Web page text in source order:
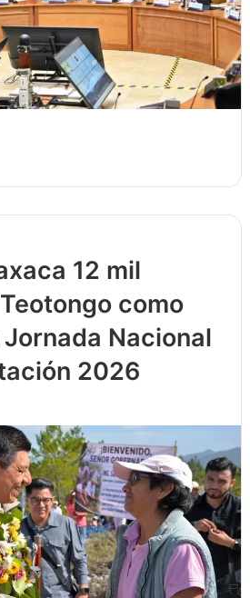
12 mil
como
Nacional
2026